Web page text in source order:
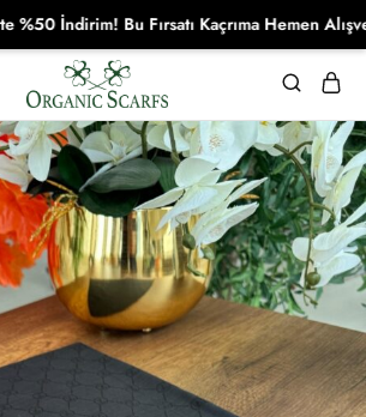
İndirim! Bu Fırsatı Kaçrıma Hemen